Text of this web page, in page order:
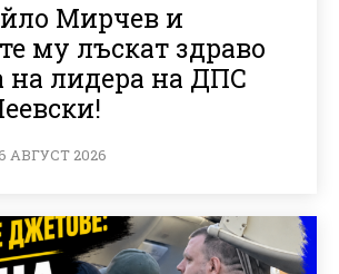
Мирчев и
му лъскат здраво
лидера на ДПС
2026